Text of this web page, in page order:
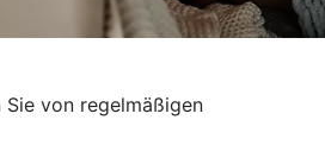
von regelmäßigen